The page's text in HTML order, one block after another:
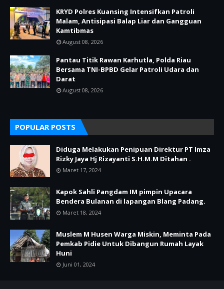
KRYD Polres Kuansing Intensifkan Patroli
Malam, Antisipasi Balap Liar dan Gangguan
Kamtibmas
August 08, 2026
Pantau Titik Rawan Karhutla, Polda Riau
Bersama TNI-BPBD Gelar Patroli Udara dan
Darat
August 08, 2026
POPULAR POSTS
Diduga Melakukan Penipuan Direktur PT Imza
Rizky Jaya Hj Rizayanti S.H.M.M Ditahan .
Maret 17, 2024
Kapok Sahli Pangdam IM pimpin Upacara
Bendera Bulanan di lapangan Blang Padang.
Maret 18, 2024
Muslem M Husen Warga Miskin, Meminta Pada
Pemkab Pidie Untuk Dibangun Rumah Layak
Huni
Juni 01, 2024